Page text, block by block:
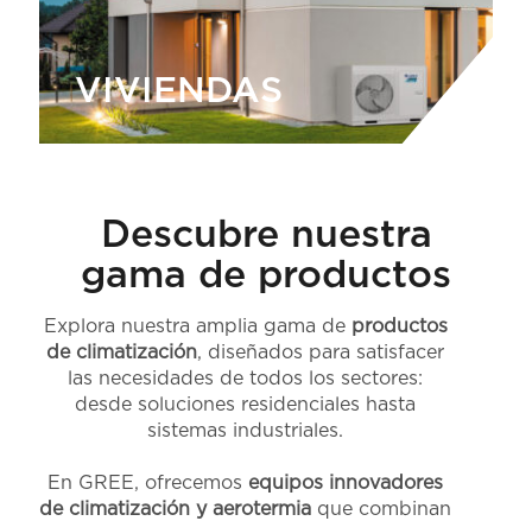
VIVIENDAS
Descubre nuestra
gama de productos
Explora nuestra amplia gama de productos
de climatización, diseñados para satisfacer
las necesidades de todos los sectores:
desde soluciones residenciales hasta
sistemas industriales.
En GREE, ofrecemos equipos innovadores
de climatización y aerotermia que combinan